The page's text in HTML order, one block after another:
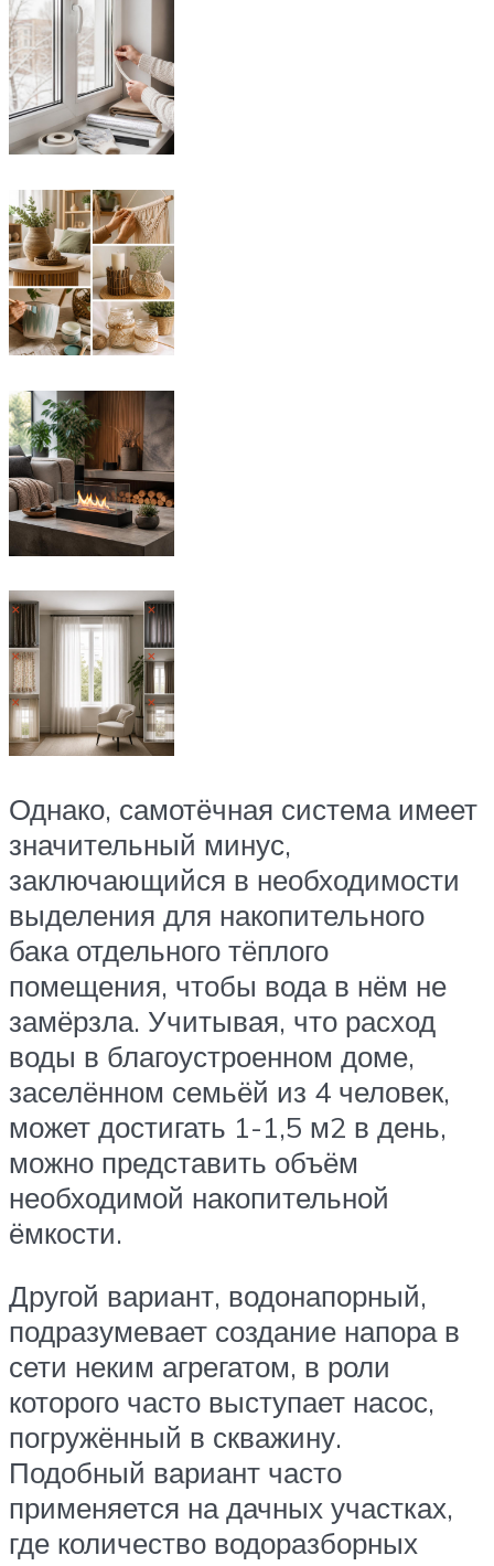
Однако, самотёчная система имеет
значительный минус,
заключающийся в необходимости
выделения для накопительного
бака отдельного тёплого
помещения, чтобы вода в нём не
замёрзла. Учитывая, что расход
воды в благоустроенном доме,
заселённом семьёй из 4 человек,
может достигать 1-1,5 м2 в день,
можно представить объём
необходимой накопительной
ёмкости.
Другой вариант, водонапорный,
подразумевает создание напора в
сети неким агрегатом, в роли
которого часто выступает насос,
погружённый в скважину.
Подобный вариант часто
применяется на дачных участках,
где количество водоразборных